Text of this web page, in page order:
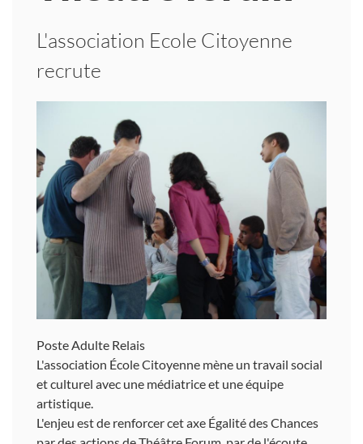
L'association Ecole Citoyenne
recrute
Poste Adulte Relais
L'association École Citoyenne mène un travail social
et culturel avec une médiatrice et une équipe
artistique.
L'enjeu est de renforcer cet axe Égalité des Chances